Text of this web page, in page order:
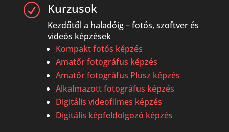
R Kurzusok
Kezdőtől a haladóig – fotós, szoftver és
videós képzések
Kompakt fotós képzés
Amatőr fotográfus képzés
Amatőr fotográfus Plusz képzés
Alkalmazott fotográfus képzés
Digitális videofilmes képzés
Digitális képfeldolgozó képzés